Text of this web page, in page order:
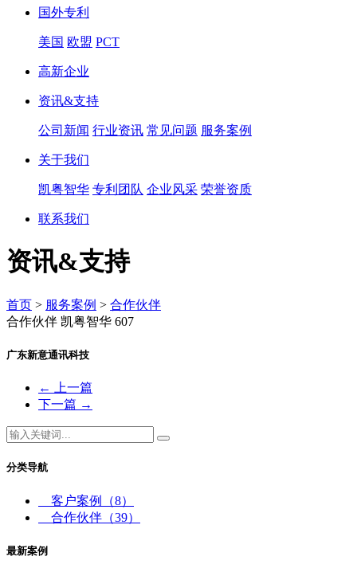
国外专利
美国 欧盟 PCT
高新企业
资讯&支持
公司新闻 行业资讯 常见问题 服务案例
关于我们
凯粤智华 专利团队 企业风采 荣誉资质
联系我们
资讯&支持
首页 > 服务案例 > 合作伙伴
合作伙伴 凯粤智华 607
广东新意通讯科技
←
上一篇
下一篇 →
分类导航
客户案例
（8）
合作伙伴 （39）
最新案例